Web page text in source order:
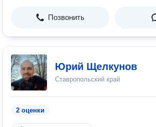
Позвонить
Юрий Щелкунов
Ставропольский край
2 оценки